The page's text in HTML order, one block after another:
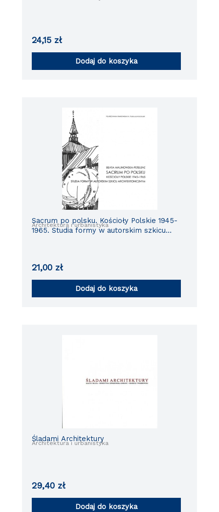
24,15 zł
Dodaj do koszyka
Architektura i urbanistyka
Sacrum po polsku. Kościoły Polskie 1945-
1965. Studia formy w autorskim szkicu
21,00 zł
Dodaj do koszyka
Architektura i urbanistyka
Śladami Architektury
29,40 zł
Dodaj do koszyka